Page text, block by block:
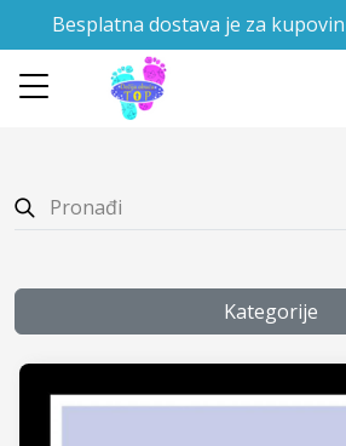
Besplatna dostava je za
✕
Ulogujte se
Kategorije